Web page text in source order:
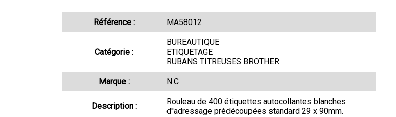
Référence : MA58012
Catégorie :
BUREAUTIQUE
ETIQUETAGE
RUBANS TITREUSES BROTHER
Marque : N.C
Description :
Rouleau de 400 étiquettes autocollantes blanches
d''adressage prédécoupées standard 29 x 90mm.